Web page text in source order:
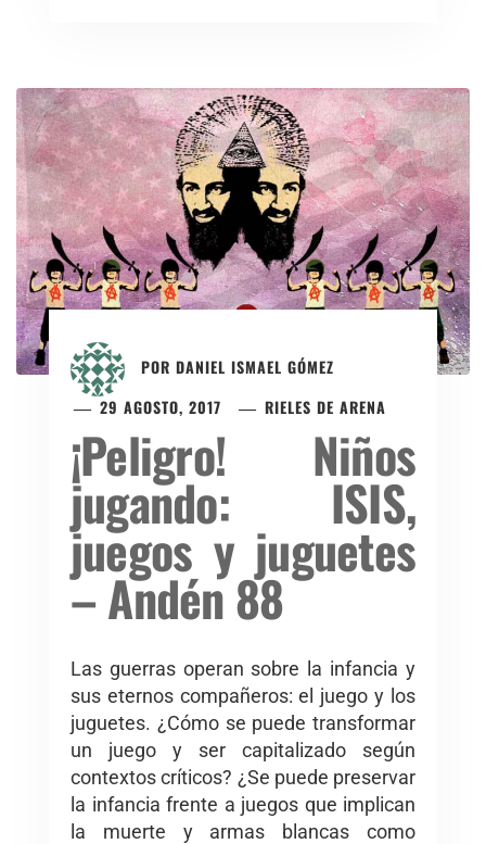
POR DANIEL ISMAEL GÓMEZ
29 AGOSTO, 2017
RIELES DE ARENA
¡Peligro! Niños
jugando: ISIS,
juegos y juguetes
– Andén 88
Las guerras operan sobre la infancia y
sus eternos compañeros: el juego y los
juguetes. ¿Cómo se puede transformar
un juego y ser capitalizado según
contextos críticos? ¿Se puede preservar
la infancia frente a juegos que implican
la muerte y armas blancas como